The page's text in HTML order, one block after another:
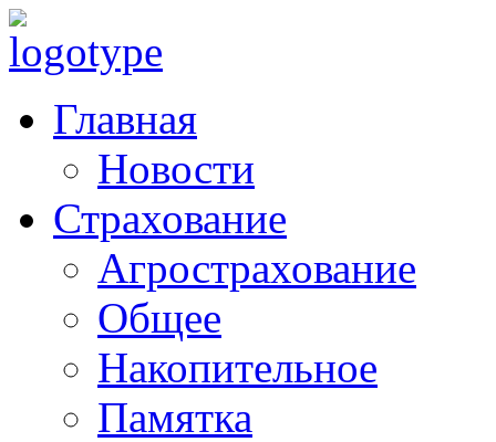
Главная
Новости
Страхование
Агрострахование
Общее
Накопительное
Памятка